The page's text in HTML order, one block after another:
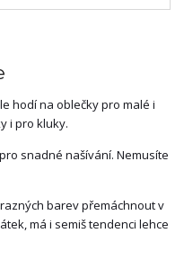
hodí na oblečky pro malé i
i pro kluky.
snadné našívání. Nemusíte
barev přemáchnout v
má i semiš tendenci lehce